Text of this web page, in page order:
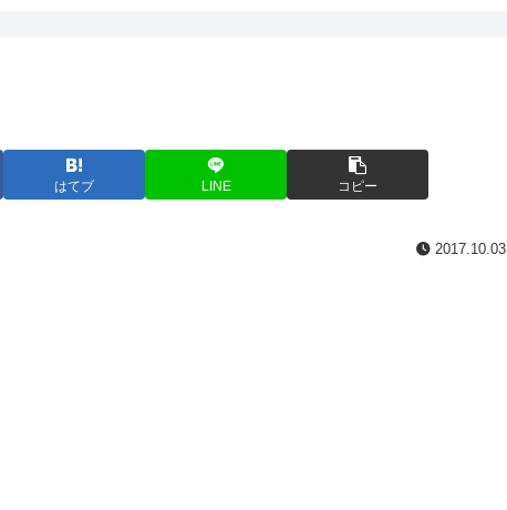
はてブ LINE コピー
2017.10.03